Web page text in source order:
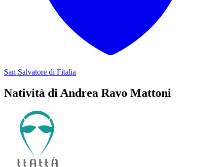
San Salvatore di Fitalia
Natività di Andrea Ravo Mattoni